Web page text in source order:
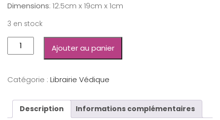
Dimensions: 12.5cm x 19cm x 1cm
3 en stock
Ajouter au panier
Catégorie : Librairie Védique
Description Informations complémentaires